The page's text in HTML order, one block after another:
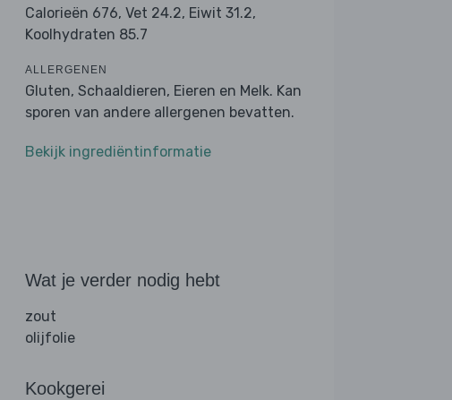
Calorieën 676, Vet 24.2, Eiwit 31.2,
Koolhydraten 85.7
ALLERGENEN
Gluten, Schaaldieren, Eieren en Melk. Kan
sporen van andere allergenen bevatten.
Bekijk ingrediëntinformatie
Wat je verder nodig hebt
zout
olijfolie
Kookgerei